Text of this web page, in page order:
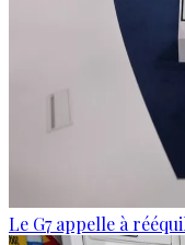
Le G7 appelle à